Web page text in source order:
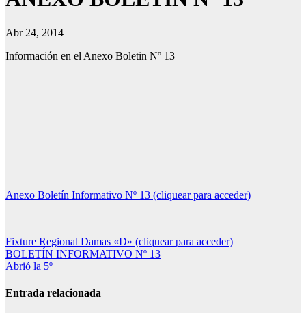
Abr 24, 2014
Información en el Anexo Boletin Nº 13
Anexo Boletín Informativo Nº 13 (cliquear para acceder)
Fixture Regional Damas «D» (cliquear para acceder)
Navegación
de
entradas
BOLETÍN INFORMATIVO Nº 13
Abrió la 5º
Entrada relacionada